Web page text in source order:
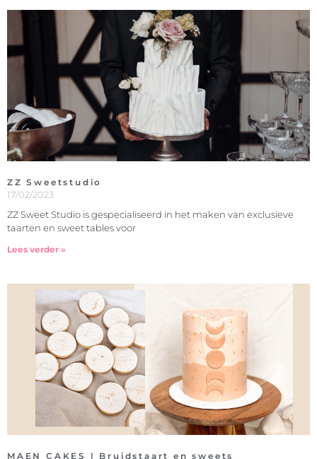
ZZ Sweetstudio
17/02/2023
ZZ Sweet Studio is gespecialiseerd in het maken van exclusieve
taarten en sweet tables voor
Lees verder »
MAEN CAKES | Bruidstaart en sweets